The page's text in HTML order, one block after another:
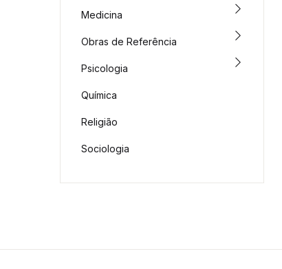
Medicina
Obras de Referência
Psicologia
Química
Religião
Sociologia